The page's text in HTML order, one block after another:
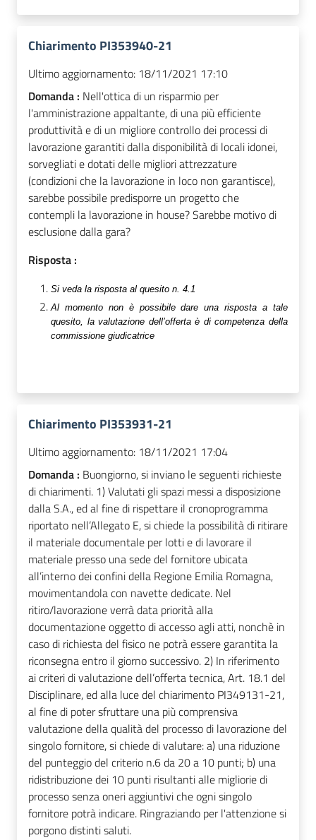
Chiarimento PI353940-21
Ultimo aggiornamento: 18/11/2021 17:10
Domanda : Nell'ottica di un risparmio per
l'amministrazione appaltante, di una più efficiente
produttività e di un migliore controllo dei processi di
lavorazione garantiti dalla disponibilità di locali idonei,
sorvegliati e dotati delle migliori attrezzature
(condizioni che la lavorazione in loco non garantisce),
sarebbe possibile predisporre un progetto che
contempli la lavorazione in house? Sarebbe motivo di
esclusione dalla gara?
Risposta :
Si veda la risposta al quesito n. 4.1
Al momento non è possibile dare una risposta a tale
quesito, la valutazione dell’offerta è di competenza della
commissione giudicatrice
Chiarimento PI353931-21
Ultimo aggiornamento: 18/11/2021 17:04
Domanda : Buongiorno, si inviano le seguenti richieste
di chiarimenti. 1) Valutati gli spazi messi a disposizione
dalla S.A., ed al fine di rispettare il cronoprogramma
riportato nell’Allegato E, si chiede la possibilità di ritirare
il materiale documentale per lotti e di lavorare il
materiale presso una sede del fornitore ubicata
all’interno dei confini della Regione Emilia Romagna,
movimentandola con navette dedicate. Nel
ritiro/lavorazione verrà data priorità alla
documentazione oggetto di accesso agli atti, nonchè in
caso di richiesta del fisico ne potrà essere garantita la
riconsegna entro il giorno successivo. 2) In riferimento
ai criteri di valutazione dell’offerta tecnica, Art. 18.1 del
Disciplinare, ed alla luce del chiarimento PI349131-21,
al fine di poter sfruttare una più comprensiva
valutazione della qualità del processo di lavorazione del
singolo fornitore, si chiede di valutare: a) una riduzione
del punteggio del criterio n.6 da 20 a 10 punti; b) una
ridistribuzione dei 10 punti risultanti alle migliorie di
processo senza oneri aggiuntivi che ogni singolo
fornitore potrà indicare. Ringraziando per l'attenzione si
porgono distinti saluti.